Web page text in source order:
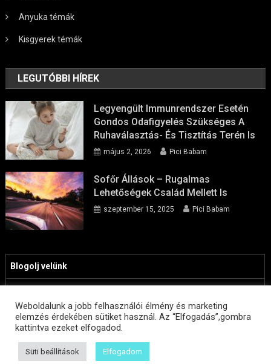
Anyuka témák
Kisgyerek témák
LEGUTÓBBI HÍREK
Legyengült Immunrendszer Esetén
Gondos Odafigyelés Szükséges A
Ruhaválasztás- És Tisztítás Terén Is
május 2, 2026 Pici Babam
Sofőr Állások – Rugalmas
Lehetőségek Család Mellett Is
szeptember 15, 2025 Pici Babam
Blogolj velünk
Cookie policy
Weboldalunk a jobb felhasználói élmény és marketing
elemzés érdekében sütiket használ. Az “Elfogadás”,gombra
kattintva ezeket elfogadod.
Süti beállítások Elfogadom